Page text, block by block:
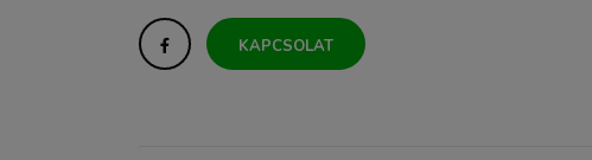
KAPCSOLAT